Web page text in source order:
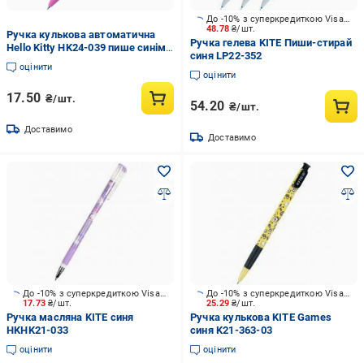
Ручка кулькова автоматична
Hello Kitty HK24-039 пише синім
0,5 мм із гумовим грипом
(17727498)
оцінити
17.50 ₴/шт.
Доставимо
48.78₴/шт.
До -10% з суперкредиткою Visa Вигода
Ручка гелева KITE Пиши-стирай
синя LP22-352
оцінити
54.20 ₴/шт.
Доставимо
17.73₴/шт.
До -10% з суперкредиткою Visa Вигода
Ручка масляна KITE синя
HKHK21-033
оцінити
25.29₴/шт.
До -10% з суперкредиткою Visa Вигода
Ручка кулькова KITE Games
синя K21-363-03
оцінити